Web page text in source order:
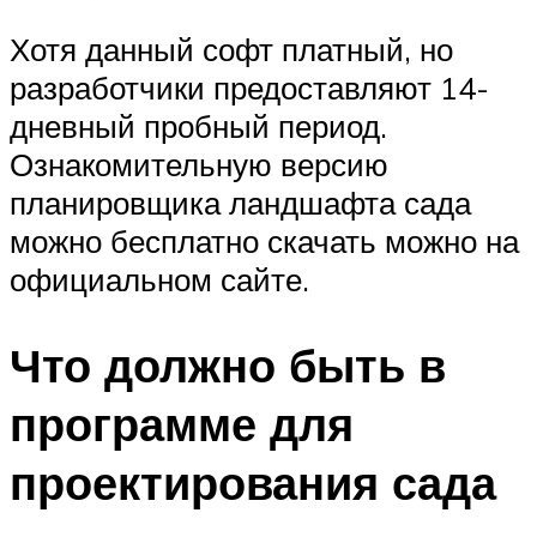
Хотя данный софт платный, но
разработчики предоставляют 14-
дневный пробный период.
Ознакомительную версию
планировщика ландшафта сада
можно бесплатно скачать можно на
официальном сайте.
Что должно быть в
программе для
проектирования сада